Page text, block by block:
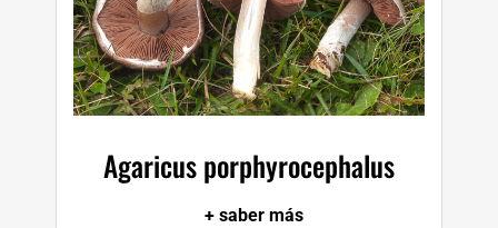
Agaricus porphyrocephalus
+ saber más